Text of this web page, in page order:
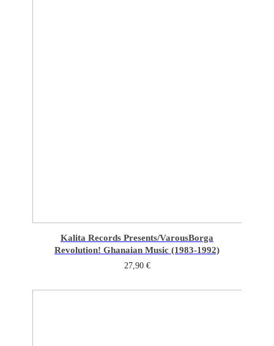
Kalita Records Presents/VarousBorga
Revolution! Ghanaian Music (1983-1992)
27,90 €